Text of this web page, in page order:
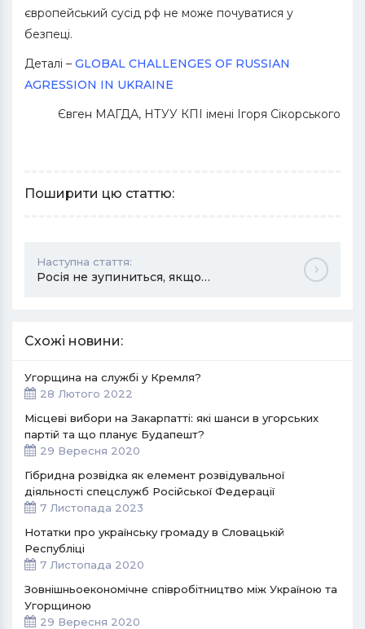
європейський сусід рф не може почуватися у
безпеці.
Деталі – GLOBAL CHALLENGES OF RUSSIAN
AGRESSION IN UKRAINE
Євген МАГДА, НТУУ КПІ імені Ігоря Сікорського
Поширити цю статтю:
Наступна стаття:
Росія не зупиниться, якщо…
Схожі новини:
Угорщина на службі у Кремля?
28 Лютого 2022
Місцеві вибори на Закарпатті: які шанси в угорських
партій та що планує Будапешт?
29 Вересня 2020
Гібридна розвідка як елемент розвідувальної
діяльності спецслужб Російської Федерації
7 Листопада 2023
Нотатки про українську громаду в Словацькій
Республіці
7 Листопада 2020
Зовнішньоекономічне співробітництво між Україною та
Угорщиною
29 Вересня 2020